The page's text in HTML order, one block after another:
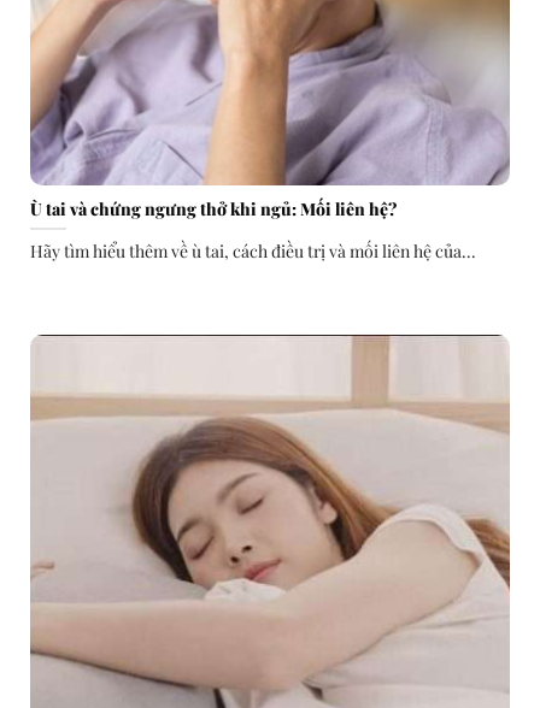
Ù tai và chứng ngưng thở khi ngủ: Mối liên hệ?
Hãy tìm hiểu thêm về ù tai, cách điều trị và mối liên hệ của...